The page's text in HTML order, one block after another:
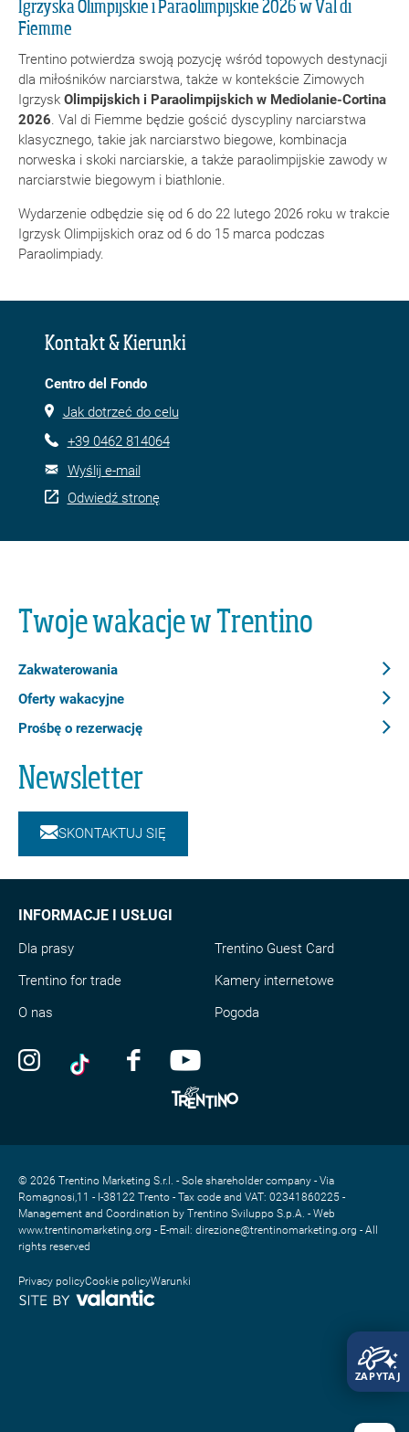
Igrzyska Olimpijskie i Paraolimpijskie 2026 w Val di
Fiemme
Trentino potwierdza swoją pozycję wśród topowych destynacji
dla miłośników narciarstwa, także w kontekście Zimowych
Igrzysk Olimpijskich i Paraolimpijskich w Mediolanie-Cortina
2026. Val di Fiemme będzie gościć dyscypliny narciarstwa
klasycznego, takie jak narciarstwo biegowe, kombinacja
norweska i skoki narciarskie, a także paraolimpijskie zawody w
narciarstwie biegowym i biathlonie.
Wydarzenie odbędzie się od 6 do 22 lutego 2026 roku w trakcie
Igrzysk Olimpijskich oraz od 6 do 15 marca podczas
Paraolimpiady.
Kontakt & Kierunki
Centro del Fondo
Jak dotrzeć do celu
+39 0462 814064
Wyślij e-mail
Odwiedź stronę
Twoje wakacje w Trentino
Zakwaterowania
Oferty wakacyjne
Prośbę o rezerwację
Newsletter
SKONTAKTUJ SIĘ
INFORMACJE I USŁUGI
Dla prasy
Trentino for trade
O nas
Trentino Guest Card
Kamery internetowe
Pogoda
© 2026 Trentino Marketing S.r.l. - Sole shareholder company - Via
Romagnosi,11 - I-38122 Trento - Tax code and VAT: 02341860225 -
Management and Coordination by Trentino Sviluppo S.p.A. - Web
www.trentinomarketing.org - E-mail: direzione@trentinomarketing.org - All
rights reserved
Privacy policyCookie policyWarunki